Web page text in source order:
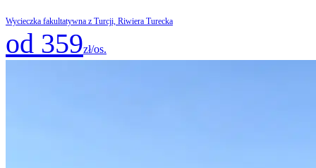
Wycieczka fakultatywna z Turcji, Riwiera Turecka
od 359zł/os.